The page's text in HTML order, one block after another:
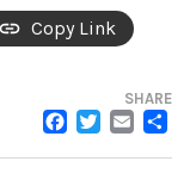
Copy Link
SHARE